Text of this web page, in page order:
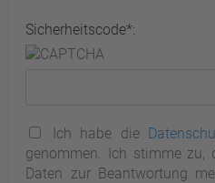
Sicherheitscode*:
Ich habe die
genommen. Ich stimme zu,
Daten zur Beantwortung